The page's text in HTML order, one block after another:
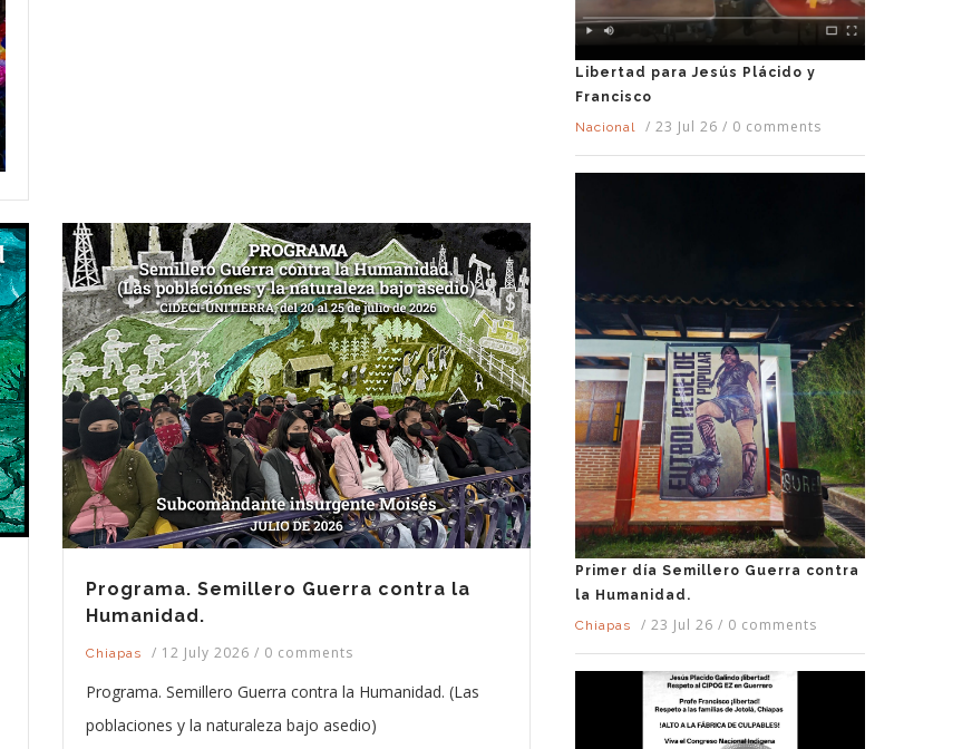
Programa. Semillero Guerra contra la
Humanidad.
Chiapas / 12 July 2026 / 0 comments
Programa. Semillero Guerra contra la Humanidad. (Las
poblaciones y la naturaleza bajo asedio)
Libertad para Jesús Plácido y
Francisco
Nacional
/ 23 Jul 26 / 0 comments
Primer día Semillero Guerra contra
la Humanidad.
Chiapas
/ 23 Jul 26 / 0 comments